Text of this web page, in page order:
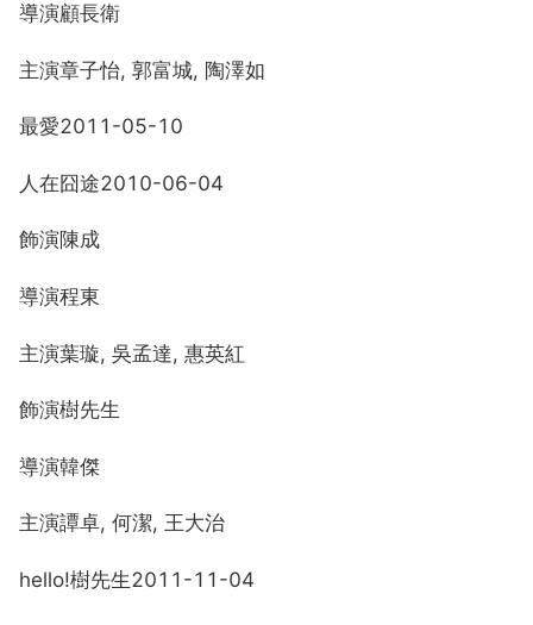
導演顧長衛
主演章子怡, 郭富城, 陶澤如
最愛2011-05-10
人在囧途2010-06-04
飾演陳成
導演程東
主演葉璇, 吳孟達, 惠英紅
飾演樹先生
導演韓傑
主演譚卓, 何潔, 王大治
hello!樹先生2011-11-04